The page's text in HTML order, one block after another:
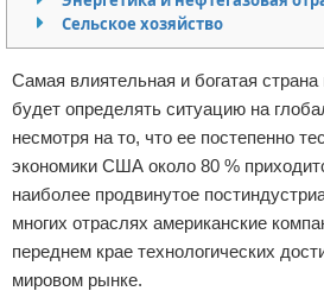
Культура
Экономика
Разное
Условия предоставления
Отказ от ответственности
Сельское хозяйство
Самая влиятельная и богатая
будет определять ситуацию на
несмотря на то, что ее постепенно
экономики США около 80 %
наиболее продвинутое
многих отраслях американские
переднем крае технологических
мировом рынке.